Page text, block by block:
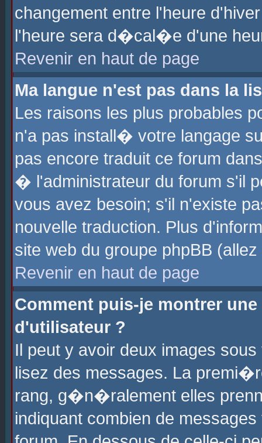
changement entre l'heure
l'heure sera d�cal�e d'une
Revenir en haut de page
Ma langue n'est pas dans la
Les raisons les plus probables
n'a pas install� votre langage
pas encore traduit ce forum
� l'administrateur du forum s'il
vous avez besoin; s'il n'existe
nouvelle traduction. Plus
site web du groupe phpBB
Revenir en haut de page
Comment puis-je montrer
d'utilisateur ?
Il peut y avoir deux images
lisez des messages. La
rang, g�n�ralement elles
indiquant combien de